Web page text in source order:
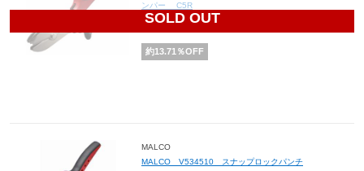
SOLD OUT
ンパー C5R
6,265
約13.71 ％OFF
MALCO
MALCO V534510 スナップロックパンチ